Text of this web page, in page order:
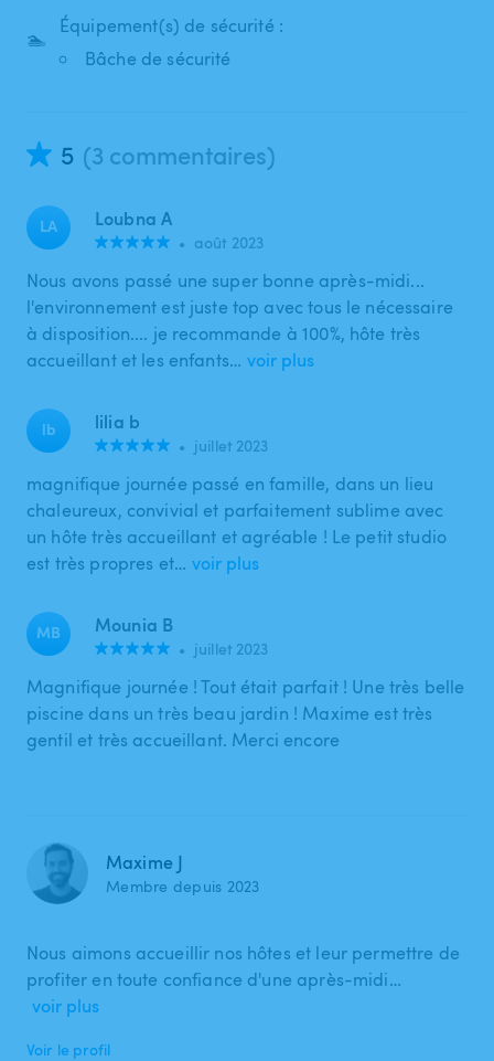
🏊
Équipement(s) de sécurité :
Bâche de sécurité
5 (3 commentaires)
LA Loubna A
• août 2023
Nous avons passé une super bonne après-midi...
l'environnement est juste top avec tous le nécessaire
à disposition.... je recommande à 100%, hôte très
accueillant et les enfants… voir plus
lb lilia b
• juillet 2023
magnifique journée passé en famille, dans un lieu
chaleureux, convivial et parfaitement sublime avec
un hôte très accueillant et agréable ! Le petit studio
est très propres et… voir plus
MB Mounia B
• juillet 2023
Magnifique journée ! Tout était parfait ! Une très belle
piscine dans un très beau jardin ! Maxime est très
gentil et très accueillant. Merci encore
Maxime J
Membre depuis 2023
Nous aimons accueillir nos hôtes et leur permettre de
profiter en toute confiance d'une après-midi…
voir plus
Voir le profil